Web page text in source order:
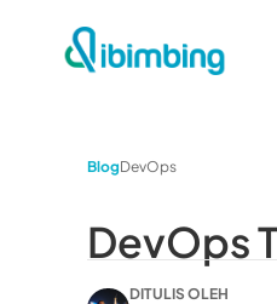
BlogDevOps
DevOps
DITULIS OLEH